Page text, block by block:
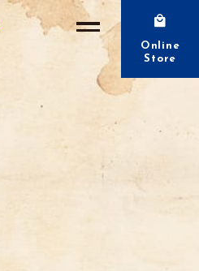
Online
Store